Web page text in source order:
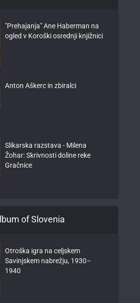
"Prehajanja" Ane Haberman na
ogled v Koroški osrednji knjižnici
Anton Aškerc in zbiralci
Slikarska razstava - Milena
Žohar: Skrivnosti doline reke
Gračnice
of Slovenia
Otroška igra na celjskem
Savinjskem nabrežju, 1930–
1940